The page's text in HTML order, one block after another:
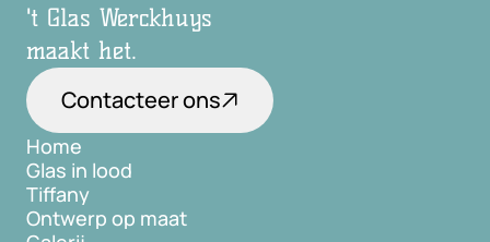
't Glas Werckhuys
maakt het.
Contacteer ons
Home
Home
Glas in lood
Glas in lood
Tiffany
Tiffany
Ontwerp op maat